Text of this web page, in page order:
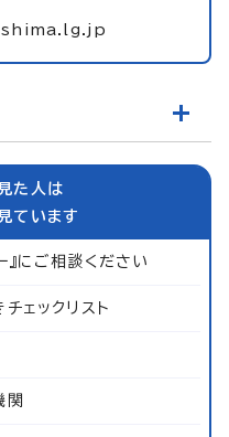
た人は
ています
』にご相談ください
ェックリスト
関